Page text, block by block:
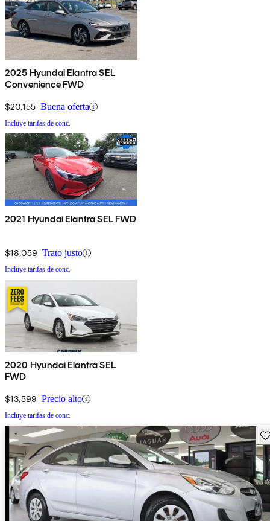
2025 Hyundai Elantra SEL
Convenience FWD
$20,155 Buena oferta
Incluye tarifas de conc.
2021 Hyundai Elantra SEL FWD
$18,059 Trato justo
Incluye tarifas de conc.
2020 Hyundai Elantra SEL
FWD
$13,599 Precio alto
Incluye tarifas de conc.